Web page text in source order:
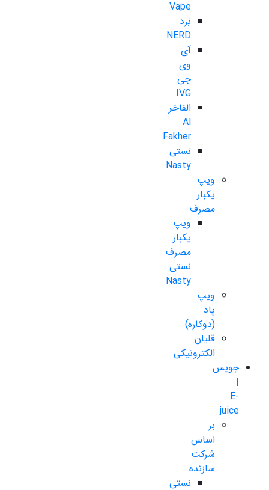
Vape
نِرد
NERD
آی
وی
جی
IVG
الفاخر
Al
Fakher
نستی
Nasty
ویپ
یکبار
مصرف
ویپ
یکبار
مصرف
نستی
Nasty
ویپ
پاد
(دوکاره)
قلیان
الکترونیکی
جویس
|
E-
juice
بر
اساس
شرکت
سازنده
نستی